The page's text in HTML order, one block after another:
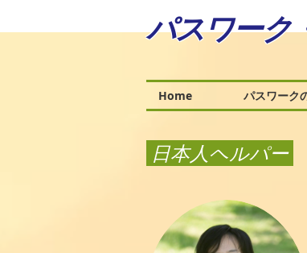
パスワーク
Home パスワーク
​ 日本人ヘルパー